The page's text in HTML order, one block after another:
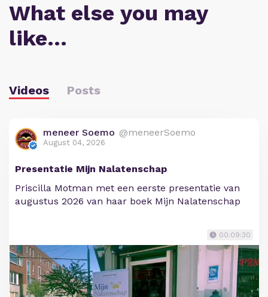
What else you may
like…
Videos Posts
meneer Soemo @meneerSoemo
August 04, 2026
Presentatie Mijn Nalatenschap
Priscilla Motman met een eerste presentatie van
augustus 2026 van haar boek Mijn Nalatenschap
00:09:30